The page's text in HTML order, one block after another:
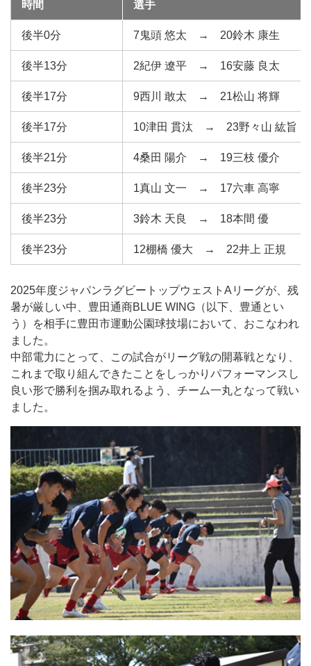
時間 選手
後半0分 7鬼頭 悠太 → 20鈴木 康生
後半13分 2紀伊 遼平 → 16安藤 良太
後半17分 9西川 敢太 → 21松山 将輝
後半17分 10津田 貫汰 → 23野々山 紘旨
後半21分 4桑田 陽介 → 19三枝 優介
後半23分 1真山 文一 → 17六車 高寧
後半23分 3鈴木 天良 → 18本間 優
後半23分 12棚橋 優大 → 22井上 正規
2025年度ジャパンラグビートップウェストAリーグが、残
暑が厳しい中、豊田通商BLUE WING（以下、豊通とい
う）を相手に豊田市運動公園球技場において、おこなわれ
ました。
中部電力にとって、この試合がリーグ戦の開幕戦となり、
これまで取り組んできたことをしっかりパフォーマンスし
良い形で勝利を掴み取れるよう、チーム一丸となって戦い
ました。